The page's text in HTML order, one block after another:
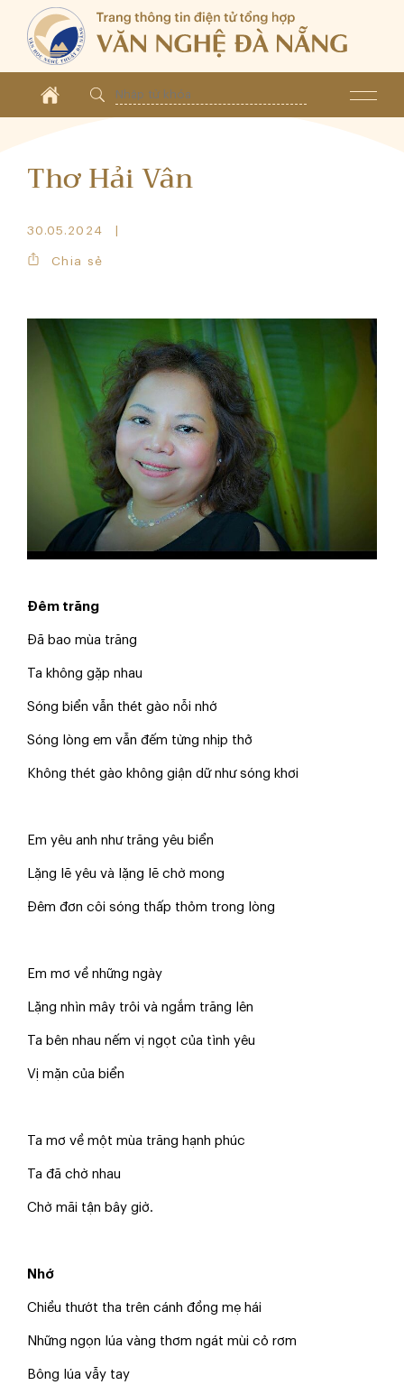
Thơ Hải Vân
30.05.2024
Chia sẻ
Đêm trăng
Đã bao mùa trăng
Ta không gặp nhau
Sóng biển vẫn thét gào nỗi nhớ
Sóng lòng em vẫn đếm từng nhịp thở
Không thét gào không giận dữ như sóng khơi
Em yêu anh như trăng yêu biển
Lặng lẽ yêu và lặng lẽ chờ mong
Đêm đơn côi sóng thấp thỏm trong lòng
Em mơ về những ngày
Lặng nhìn mây trôi và ngắm trăng lên
Ta bên nhau nếm vị ngọt của tình yêu
Vị mặn của biển
Ta mơ về một mùa trăng hạnh phúc
Ta đã chờ nhau
Chờ mãi tận bây giờ.
Nhớ
Chiều thướt tha trên cánh đồng mẹ hái
Những ngọn lúa vàng thơm ngát mùi cỏ rơm
Bông lúa vẫy tay